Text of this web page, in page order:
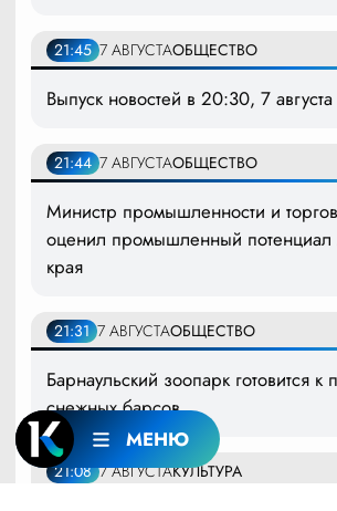
МЕНЮ
21:45 7 АВГУСТАОБЩЕСТВО
Выпуск новостей в 20:30, 7
21:44 7 АВГУСТАОБЩЕСТВО
Министр промышленности и
оценил промышленный потенциал
края
21:31 7 АВГУСТАОБЩЕСТВО
Барнаульский зоопарк готовится к
снежных барсов
21:08 7 АВГУСТАКУЛЬТУРА